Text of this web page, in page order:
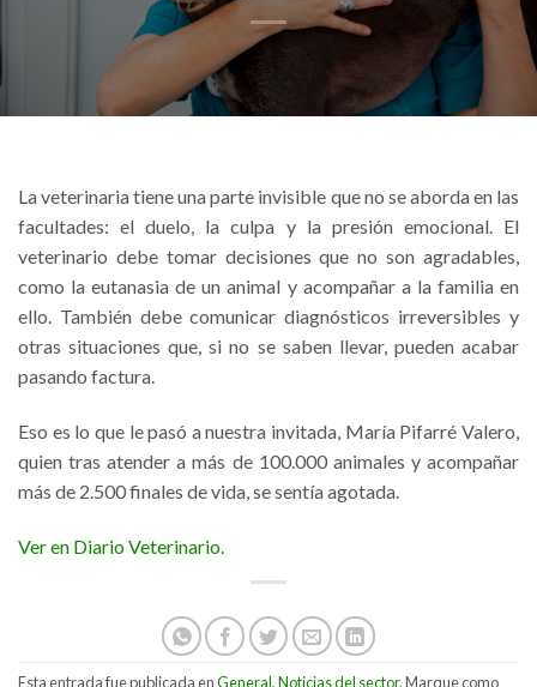
La veterinaria tiene una parte invisible que no se aborda en las
facultades: el duelo, la culpa y la presión emocional. El
veterinario debe tomar decisiones que no son agradables,
como la eutanasia de un animal y acompañar a la familia en
ello. También debe comunicar diagnósticos irreversibles y
otras situaciones que, si no se saben llevar, pueden acabar
pasando factura.
Eso es lo que le pasó a nuestra invitada, María Pifarré Valero,
quien tras atender a más de 100.000 animales y acompañar
más de 2.500 finales de vida, se sentía agotada.
Ver en Diario Veterinario.
Esta entrada fue publicada enGeneral,Noticias del sector. Marque como